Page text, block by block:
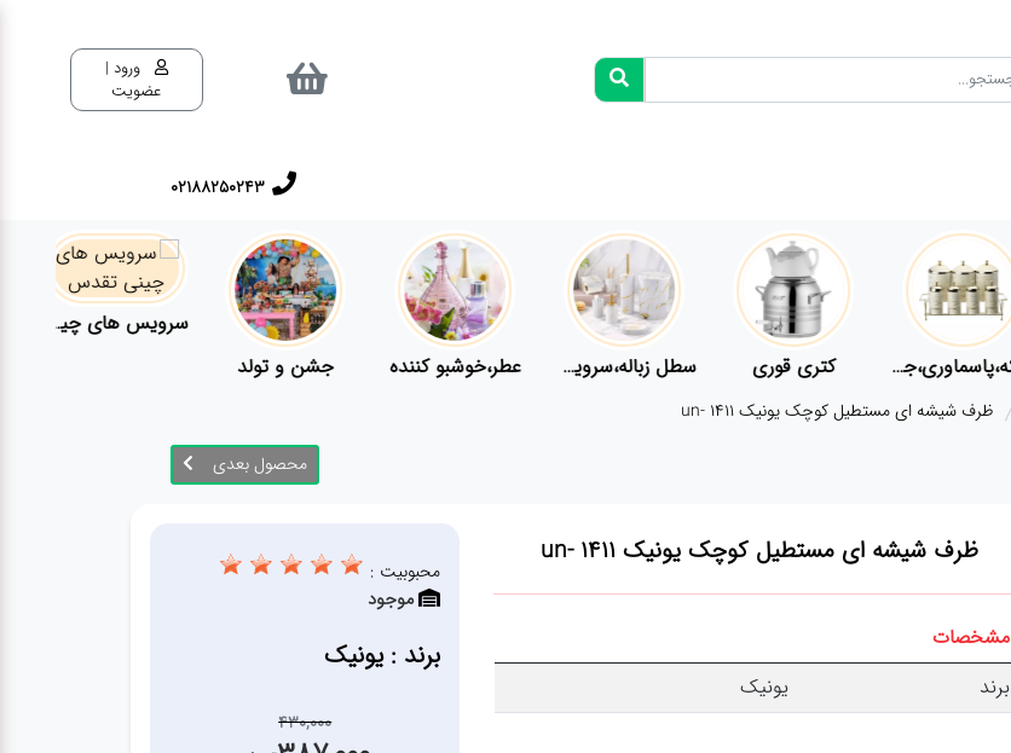
ورود |
عضویت
02188250243
بانکه،پاسماوری،جا ادویه کتری قوری سطل زباله،سرویس بهداشتی،حمام عطر،خوشبو کننده جشن و تولد
سرویس های چینی تقدس
ظرف شیشه ای مستطیل کوچک یونیک un- 1411
محصول بعدی
ظرف شیشه ای مستطیل کوچک یونیک un- 1411
مشخصات
برند
یونیک
محبوبیت :
موجود
برند : یونیک
430,000